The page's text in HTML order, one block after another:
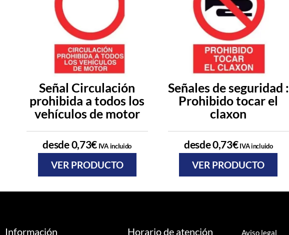
Señal Circulación
prohibida a todos los
vehículos de motor
desde0,73€ IVA incluido
VER PRODUCTO
Señales de seguridad :
Prohibido tocar el
claxon
desde0,73€IVA incluido
VER PRODUCTO
Información Horario de atención Aviso legal